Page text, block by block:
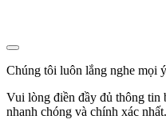
Chúng tôi luôn lắng nghe mọi
Vui lòng điền đầy đủ thông tin
nhanh chóng và chính xác nhất.